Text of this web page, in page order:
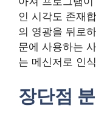
인 시각도 존재
의 영광을 뒤로
문에 사용하는
는 메신저로 인
장단점